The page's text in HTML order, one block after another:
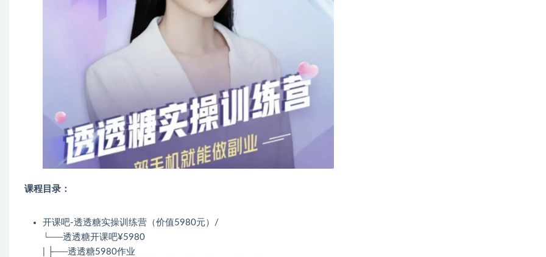
课程目录：
开课吧-透透糖实操训练营（价值5980元）/
└──透透糖开课吧¥5980
| ├──透透糖5980作业